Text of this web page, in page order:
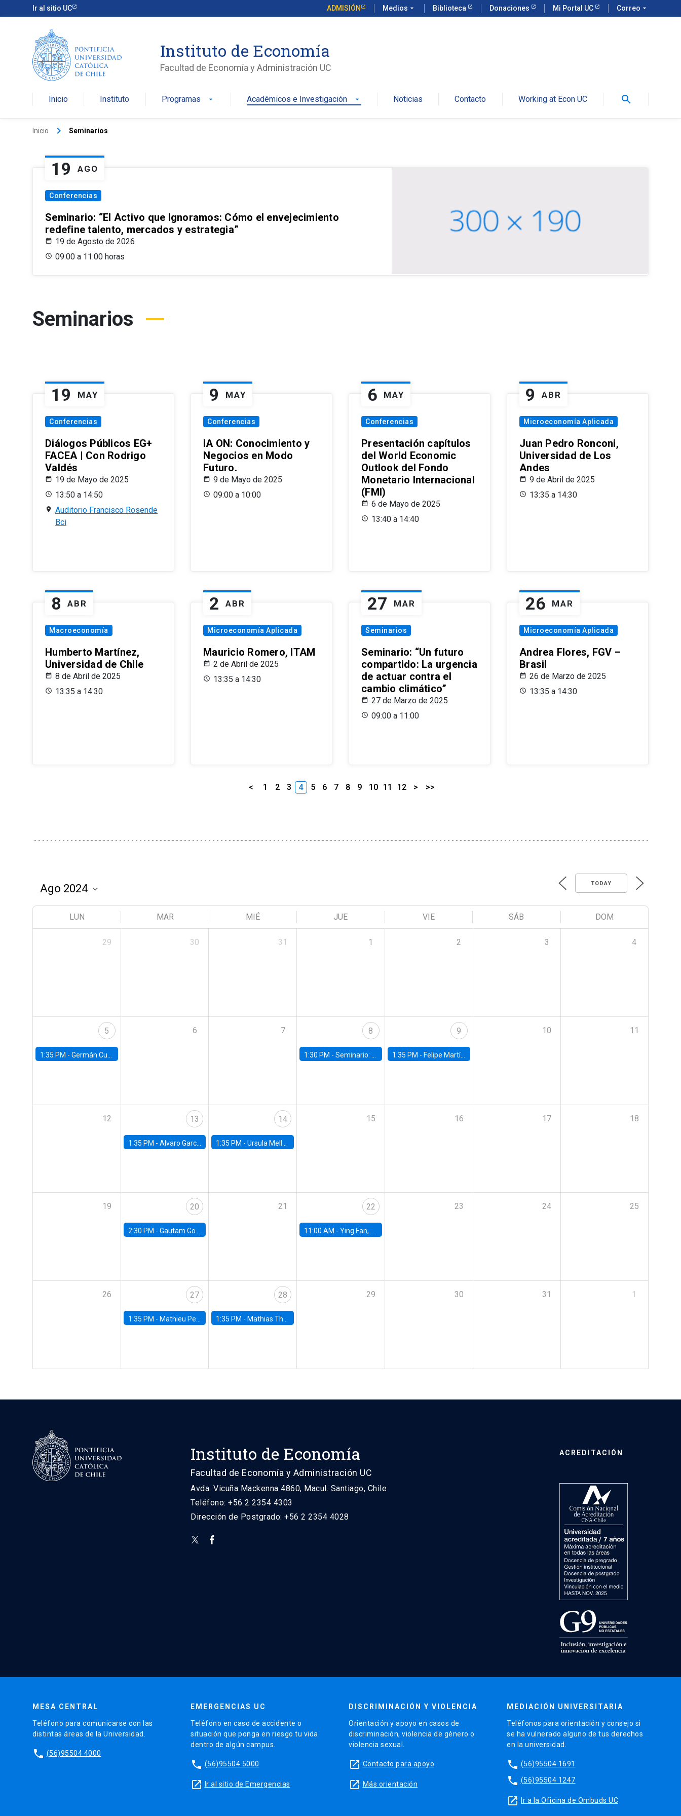
Ir al sitio UC ADMISIÓN Medios arrow_drop_down Biblioteca Donaciones Mi Portal UC Correo arrow_drop_down
Instituto de Economía
Facultad de Economía y Administración UC
Inicio Instituto Programas arrow_drop_down Académicos e Investigación arrow_drop_down Noticias Contacto Working at Econ UC search
Inicio keyboard_arrow_right Seminarios
19 AGO
Conferencias
Seminario: “El Activo que Ignoramos: Cómo el envejecimiento
redefine talento, mercados y estrategia”
19 de Agosto de 2026
09:00 a 11:00 horas
Seminarios
19 MAY
Conferencias
Diálogos Públicos EG+
FACEA | Con Rodrigo
Valdés
19 de Mayo de 2025
13:50 a 14:50
Auditorio Francisco Rosende
Bci
9 MAY
Conferencias
IA ON: Conocimiento y
Negocios en Modo
Futuro.
9 de Mayo de 2025
09:00 a 10:00
6 MAY
Conferencias
Presentación capítulos
del World Economic
Outlook del Fondo
Monetario Internacional
(FMI)
6 de Mayo de 2025
13:40 a 14:40
9 ABR
Microeconomía Aplicada
Juan Pedro Ronconi,
Universidad de Los
Andes
9 de Abril de 2025
13:35 a 14:30
8 ABR
Macroeconomía
Humberto Martínez,
Universidad de Chile
8 de Abril de 2025
13:35 a 14:30
2 ABR
Microeconomía Aplicada
Mauricio Romero, ITAM
2 de Abril de 2025
13:35 a 14:30
27 MAR
Seminarios
Seminario: “Un futuro
compartido: La urgencia
de actuar contra el
cambio climático”
27 de Marzo de 2025
09:00 a 11:00
26 MAR
Microeconomía Aplicada
Andrea Flores, FGV –
Brasil
26 de Marzo de 2025
13:35 a 14:30
< 1 2 3 4 5 6 7 8 9 10 11 12 > >>
TODAY
LUN MAR MIÉ JUE VIE SÁB DOM
29 30 31 1 2 3 4
5
1:35 PM - Germán Cubas, University of Houston
6 7 8
1:30 PM -Seminario: “Recuperando la humanidad para progresar en la era de la IA»
9
1:35 PM - Felipe Martínez, alumno Doctorado en Economía UC
10 11
12 13
1:35 PM - Alvaro Garcia-Marin, Universidad de Los Andes
14
1:35 PM -Ursula Mello, Insper - Institute of Education and Research
15 16 17 18
19 20
2:30 PM - Gautam Gowrisankaran, Columbia University
21 22
11:00 AM -Ying Fan, University of Michigan
23 24 25
26 27
1:35 PM - Mathieu Pedemonte, IDB
28
1:35 PM - Mathias Thoenig, University of Lausanne
29 30 31 1
Instituto de Economía
Facultad de Economía y Administración UC
Avda. Vicuña Mackenna 4860, Macul. Santiago, Chile
Teléfono: +56 2 2354 4303
Dirección de Postgrado: +56 2 2354 4028
ACREDITACIÓN
MESA CENTRAL
Teléfono para comunicarse con las
distintas áreas de la Universidad.
phone (56)95504 4000
EMERGENCIAS UC
Teléfono en caso de accidente o
situación que ponga en riesgo tu vida
dentro de algún campus.
phone (56)95504 5000
launch Ir al sitio de Emergencias
DISCRIMINACIÓN Y VIOLENCIA
Orientación y apoyo en casos de
discriminación, violencia de género o
violencia sexual.
launch Contacto para apoyo
launch Más orientación
MEDIACIÓN UNIVERSITARIA
Teléfonos para orientación y consejo si
se ha vulnerado alguno de tus derechos
en la universidad.
phone (56)95504 1691
phone (56)95504 1247
launch Ir a la Oficina de Ombuds UC